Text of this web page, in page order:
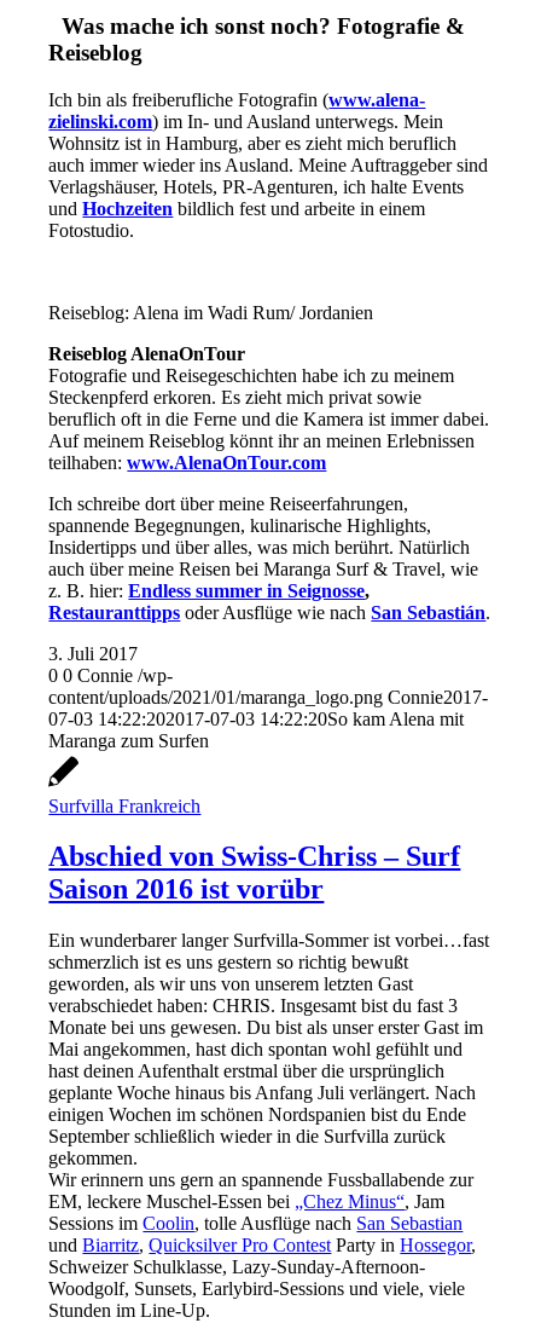
Was mache ich sonst noch? Fotografie &
Reiseblog
Ich bin als freiberufliche Fotografin (www.alena-
zielinski.com) im In- und Ausland unterwegs. Mein
Wohnsitz ist in Hamburg, aber es zieht mich beruflich
auch immer wieder ins Ausland. Meine Auftraggeber sind
Verlagshäuser, Hotels, PR-Agenturen, ich halte Events
undHochzeiten bildlich fest und arbeite in einem
Fotostudio.
Reiseblog: Alena im Wadi Rum/ Jordanien
Reiseblog AlenaOnTour
Fotografie und Reisegeschichten habe ich zu meinem
Steckenpferd erkoren. Es zieht mich privat sowie
beruflich oft in die Ferne und die Kamera ist immer dabei.
Auf meinem Reiseblog könnt ihr an meinen Erlebnissen
teilhaben:www.AlenaOnTour.com
Ich schreibe dort über meine Reiseerfahrungen,
spannende Begegnungen, kulinarische Highlights,
Insidertipps und über alles, was mich berührt. Natürlich
auch über meine Reisen bei Maranga Surf & Travel, wie
z. B. hier:Endless summer in Seignosse,
Restauranttipps oder Ausflüge wie nachSan Sebastián.
3. Juli 2017
0 0 Connie /wp-
content/uploads/2021/01/maranga_logo.png Connie2017-
07-03 14:22:202017-07-03 14:22:20So kam Alena mit
Maranga zum Surfen
Surfvilla Frankreich
Abschied von Swiss-Chriss – Surf
Saison 2016 ist vorübr
Ein wunderbarer langer Surfvilla-Sommer ist vorbei…fast
schmerzlich ist es uns gestern so richtig bewußt
geworden, als wir uns von unserem letzten Gast
verabschiedet haben: CHRIS. Insgesamt bist du fast 3
Monate bei uns gewesen. Du bist als unser erster Gast im
Mai angekommen, hast dich spontan wohl gefühlt und
hast deinen Aufenthalt erstmal über die ursprünglich
geplante Woche hinaus bis Anfang Juli verlängert. Nach
einigen Wochen im schönen Nordspanien bist du Ende
September schließlich wieder in die Surfvilla zurück
gekommen.
Wir erinnern uns gern an spannende Fussballabende zur
EM, leckere Muschel-Essen bei „Chez Minus“, Jam
Sessions imCoolin, tolle Ausflüge nach San Sebastian
undBiarritz,Quicksilver Pro Contest Party inHossegor,
Schweizer Schulklasse, Lazy-Sunday-Afternoon-
Woodgolf, Sunsets, Earlybird-Sessions und viele, viele
Stunden im Line-Up.